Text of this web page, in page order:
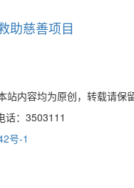
助慈善项目
站内容均为原创，转载请保
话：3503111
号-1